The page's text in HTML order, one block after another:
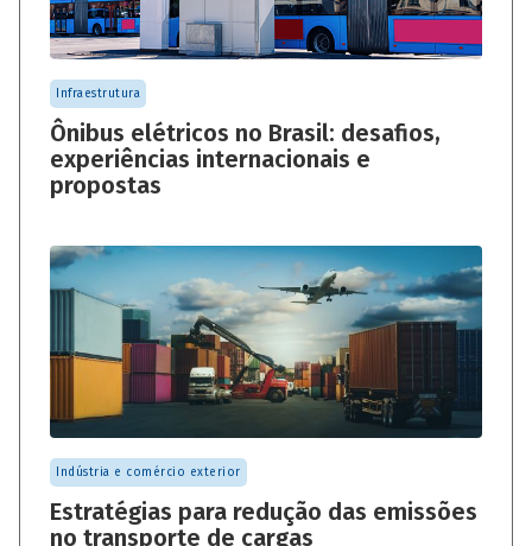
Infraestrutura
Ônibus elétricos no Brasil: desafios,
experiências internacionais e
propostas
Indústria e comércio exterior
Estratégias para redução das emissões
no transporte de cargas